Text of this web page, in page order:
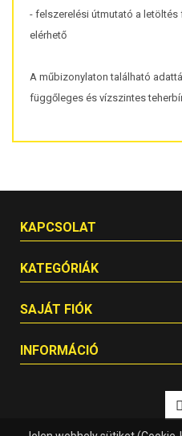
- felszerelési útmutató a letöltés
elérhető
A műbizonylaton található
függőleges és vízszintes
KAPCSOLAT
KATEGÓRIÁK
SAJÁT FIÓK
INFORMÁCIÓ